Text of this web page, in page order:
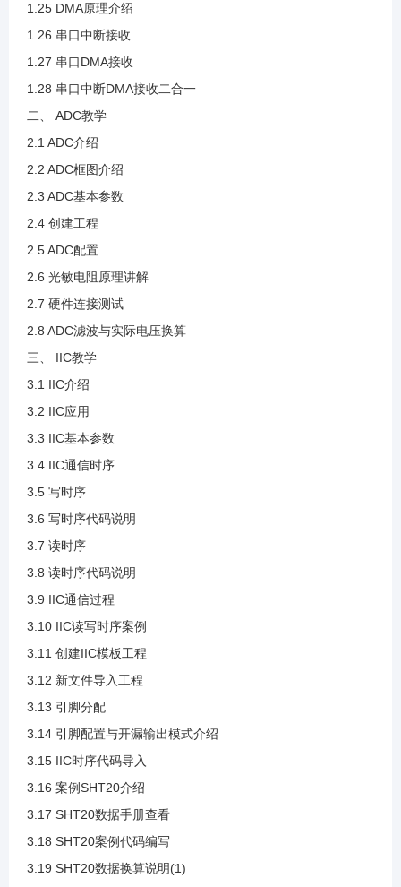
2.6 光敏电阻原理讲解
2.7 硬件连接测试
3.6 写时序代码说明
3.8 读时序代码说明
1.25 DMA原理介绍
1.26 串口中断接收
1.27 串口DMA接收
1.28 串口中断DMA接收二合一
二、 ADC教学
2.1 ADC介绍
2.2 ADC框图介绍
2.3 ADC基本参数
2.4 创建工程
2.5 ADC配置
2.6 光敏电阻原理讲解
2.7 硬件连接测试
2.8 ADC滤波与实际电压换算
三、 IIC教学
3.1 IIC介绍
3.2 IIC应用
3.3 IIC基本参数
3.4 IIC通信时序
3.5 写时序
3.6 写时序代码说明
3.7 读时序
3.8 读时序代码说明
3.9 IIC通信过程
3.10 IIC读写时序案例
3.11 创建IIC模板工程
3.12 新文件导入工程
3.13 引脚分配
3.14 引脚配置与开漏输出模式介绍
3.15 IIC时序代码导入
3.16 案例SHT20介绍
3.17 SHT20数据手册查看
3.18 SHT20案例代码编写
3.19 SHT20数据换算说明(1)